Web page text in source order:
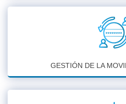
GESTIÓN DE LA